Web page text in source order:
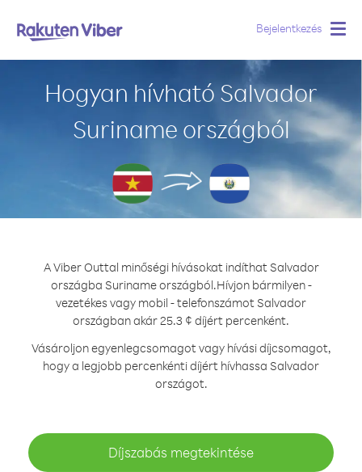
Bejelentkezés
Hogyan hívható Salvador
Suriname országból
A Viber Outtal minőségi hívásokat indíthat Salvador
országba Suriname országból.Hívjon bármilyen -
vezetékes vagy mobil - telefonszámot Salvador
országban akár 25.3 ¢ díjért percenként.
Vásároljon egyenlegcsomagot vagy hívási díjcsomagot,
hogy a legjobb percenkénti díjért hívhassa Salvador
országot.
Díjszabás megtekintése